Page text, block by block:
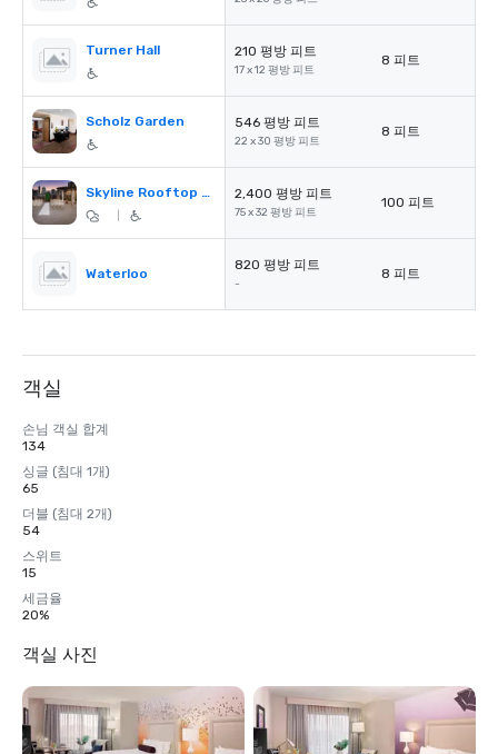
Turner Hall 210 평방 피트
17 x 12 평방 피트
8 피트
Scholz Garden 546 평방 피트
22 x 30 평방 피트
8 피트
Skyline Rooftop Pool & Bar 2,400 평방 피트
75 x 32 평방 피트
100 피트
Waterloo
820 평방 피트
-
8 피트
객실
손님 객실 합계
134
싱글 (침대 1개)
65
더블 (침대 2개)
54
스위트
15
세금율
20%
객실 사진